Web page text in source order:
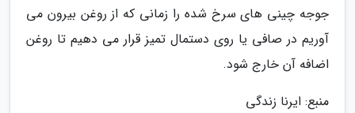
جوجه چینی های سرخ شده را زمانی که از روغن بیرون می
آوریم در صافی یا روی دستمال تمیز قرار می دهیم تا روغن
اضافه آن خارج شود.
منبع: ایرنا زندگی